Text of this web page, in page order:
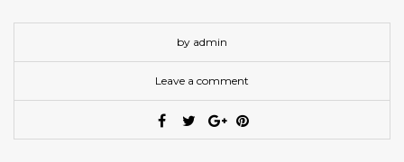
by admin
Leave a comment